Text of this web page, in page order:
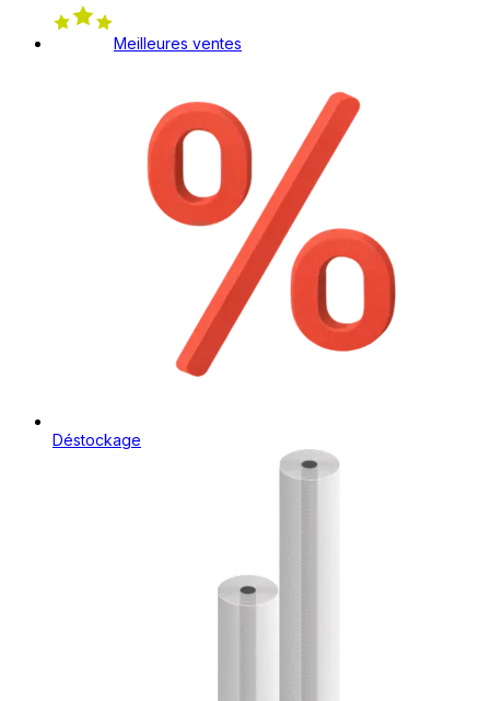
Meilleures ventes
Déstockage